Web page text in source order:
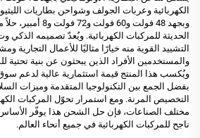
وبجهد 48 فولت و60
التشييد القوية منه خيارًا مثاليًا للأعمال التجارية
والمستخدمين الأفراد الذين يبحثون عن بنية تحتية
ويُكسب هذا المنتج قيمة استثمارية عالية لدعم سوق
بفضل الجمع بين التكنولوجيا المتقدمة وميزات
التخصيص المرنة. ومع استمرار تحوّل المركبات
مختلف الصناعات، فإن حل الشحن هذا يوفّر الأساس
ناجح للمركبات الكهربائية في جميع أنحاء العالم.